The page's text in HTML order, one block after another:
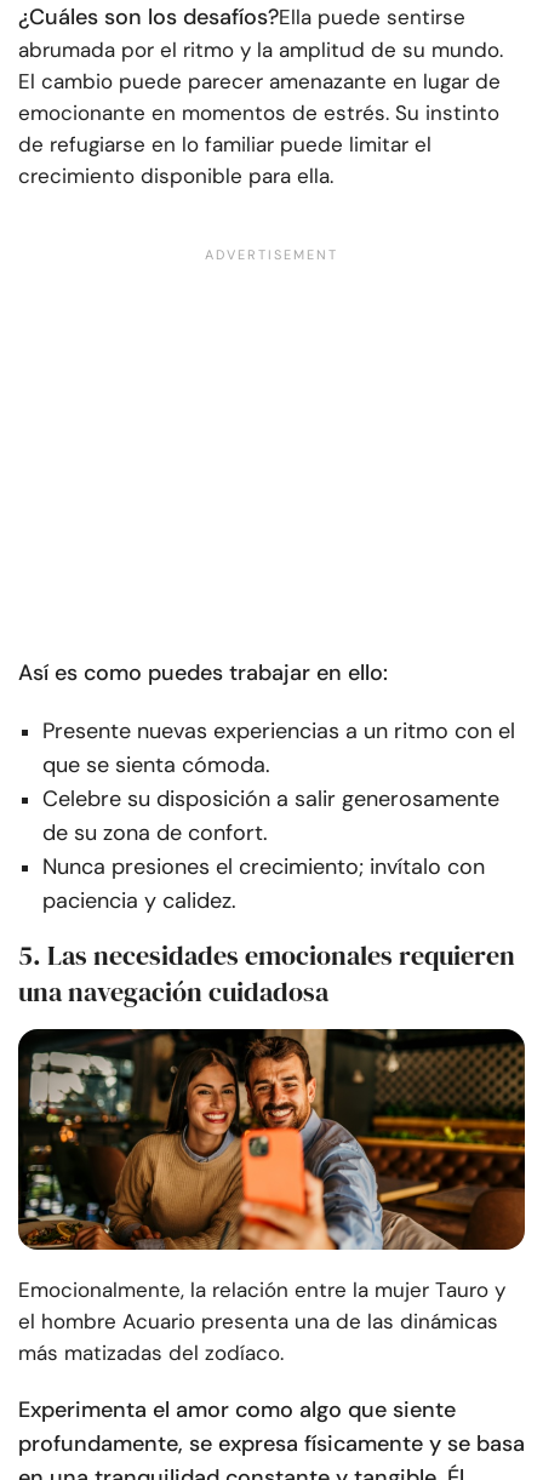
¿Cuáles son los desafíos?Ella puede sentirse
abrumada por el ritmo y la amplitud de su mundo.
El cambio puede parecer amenazante en lugar de
emocionante en momentos de estrés. Su instinto
de refugiarse en lo familiar puede limitar el
crecimiento disponible para ella.
Así es como puedes trabajar en ello:
Presente nuevas experiencias a un ritmo con el
que se sienta cómoda.
Celebre su disposición a salir generosamente
de su zona de confort.
Nunca presiones el crecimiento; invítalo con
paciencia y calidez.
5. Las necesidades emocionales requieren
una navegación cuidadosa
Emocionalmente, la relación entre la mujer Tauro y
el hombre Acuario presenta una de las dinámicas
más matizadas del zodíaco.
Experimenta el amor como algo que siente
profundamente, se expresa físicamente y se basa